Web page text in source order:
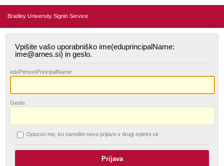
Bradley University Signin Service
Vpišite vašo uporabniško ime(eduprincipalName:
ime@arnes.si) in geslo.
eduPersonPrincipalName:
Geslo:
Opozori me, ko naredim novo prijavo v drugi spletni vir.